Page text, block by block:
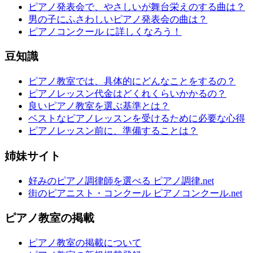
ピアノ発表会で、やさしいが舞台栄えのする曲は？
男の子にふさわしいピアノ発表会の曲は？
ピアノコンクール に詳しくなろう！
豆知識
ピアノ教室では、具体的にどんなことをするの？
ピアノレッスン代金はどくれくらいかかるの？
良いピアノ教室を選ぶ基準とは？
ベストなピアノレッスンを受けるために必要な心得
ピアノレッスン前に、準備することは？
姉妹サイト
好みのピアノ調律師を選べる ピアノ調律.net
街のピアニスト・コンクール ピアノコンクール.net
ピアノ教室の掲載
ピアノ教室の掲載について